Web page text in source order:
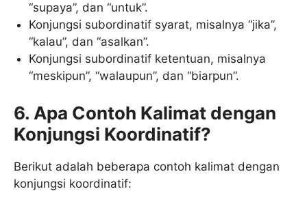
“supaya”, dan “untuk”.
Konjungsi subordinatif syarat, misalnya “jika”,
“kalau”, dan “asalkan”.
Konjungsi subordinatif ketentuan, misalnya
“meskipun”, “walaupun”, dan “biarpun”.
6. Apa Contoh Kalimat dengan
Konjungsi Koordinatif?
Berikut adalah beberapa contoh kalimat dengan
konjungsi koordinatif: